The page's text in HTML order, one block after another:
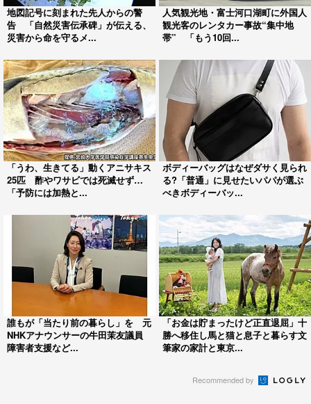
地図記号に刻まれた先人からの警
告 「自然災害伝承碑」が伝える、
災害から命を守るメ...
人気観光地・富士河口湖町に外国人
観光客のレンタカー事故“集中地
帯” 「もう10回...
「うわ、生きてる」動くアニサキス
25匹 酢やワサビでは死滅せず…
「予防には加熱と...
ボディーバッグはなぜダサく見られ
る?「普通」に見せたいパパが選ぶ
べきボディーバッ...
誰もが「当たり前の暮らし」を 元
NHKアナウンサーの牛田茉友議員
障害者支援など...
「お金は貯まったけど正直退屈」十
勝へ移住し馬と猫と息子と暮らす文
筆家の家計と東京...
Recommended by